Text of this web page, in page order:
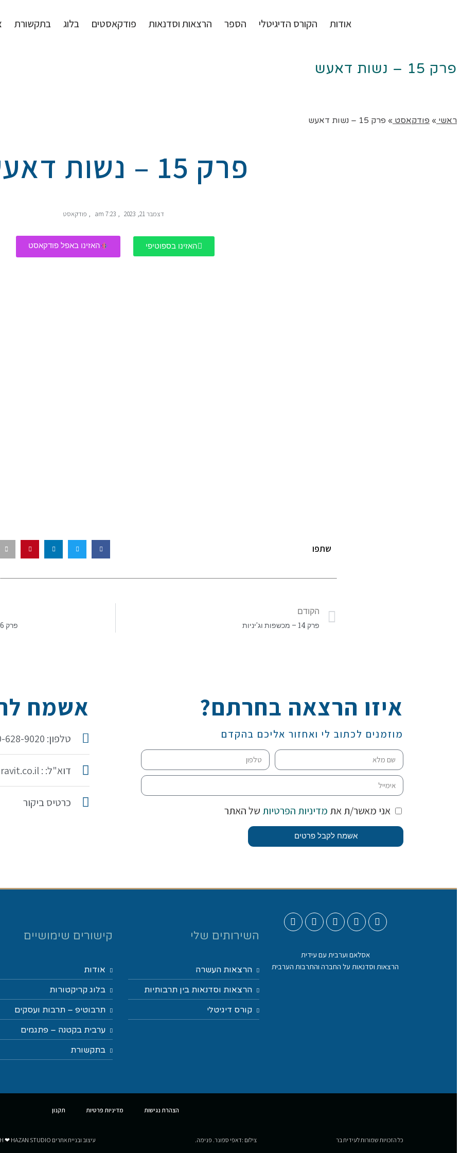
אודות הקורס הדיגיטלי הספר הרצאות וסדנאות פודקאסטים בלוג בתקשורת
פרק 15 – נשות דאעש
ראשי » פודקאסט » פרק 15 – נשות דאעש
פרק 15 – נשות דאעש
דצמבר 21, 2023 ,
7:23 am
, פודקאסט
האזינו בספוטיפי האזינו באפל פודקאסט
שתפו
הקודם
פרק 14 – מכשפות וג'יניות פרק 16 – אוּם כּוּלְתוּם – כוכב המזרח
איזו הרצאה בחרתם?
מוזמנים לכתוב לי ואחזור אליכם בהקדם
אני מאשר/ת את מדיניות הפרטיות של האתר
אשמח לקבל פרטים
אשמח
טלפון: 050-628-9020
דוא"ל: : idit@iditaravit.co.il
כרטיס ביקור
אסלאם וערבית עם עידית
הרצאות וסדנאות על החברה והתרבות הערבית
השירותים שלי
הרצאות העשרה
הרצאות וסדנאות בין תרבותיות
קורס דיגיטלי
קישורים שימושיים
אודות
בלוג קריקטורות
תרבוטיפ – תרבות ועסקים
ערבית בקטנה – פתגמים
בתקשורת
הצהרת נגישות מדיניות פרטיות תקנון
כל הזכויות שמורות לעידית בר צילום :דאפי ספונר. פנימה. עיצוב ובניית אתרים MADE WITH ❤ HAZAN STUDIO